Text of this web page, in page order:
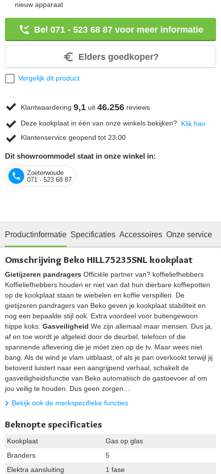
nieuw apparaat
Bel 071 - 523 68 87 voor meer informatie
Elders goedkoper?
Vergelijk dit product
Klantwaardering 9,1 uit 46.256 reviews
Deze kookplaat in één van onze winkels bekijken? Klik hier
Klantenservice geopend tot 23:00
Dit showroommodel staat in onze winkel in:
Zoeterwoude
071 - 523 68 87
Productinformatie Specificaties Accessoires Onze service
Omschrijving Beko HILL75235SNL kookplaat
Gietijzeren pandragers Officiële partner van? koffieliefhebbers
Koffieliefhebbers houden er niet van dat hun dierbare koffiepotten
op de kookplaat staan te wiebelen en koffie verspillen. De
gietijzeren pandragers van Beko geven je kookplaat stabiliteit en
nog een bepaalde stijl ook. Extra voordeel voor buitengewoon
hippe koks. Gasveiligheid We zijn allemaal maar mensen. Dus ja,
af en toe wordt je afgeleid door de deurbel, telefoon of die
spannende aflevering die je móet zien op de tv. Maar wees niet
bang. Als de wind je vlam uitblaast, of als je pan overkookt terwijl jij
betoverd luistert naar een aangrijpend verhaal, schakelt de
gasveiligheidsfunctie van Beko automatisch de gastoevoer af om
jou veilig te houden. Dus geen zorgen....
Bekijk ook de merkspecifieke functies
Beknopte specificaties
Kookplaat
Gas op glas
Branders
5
Elektra aansluiting
1 fase